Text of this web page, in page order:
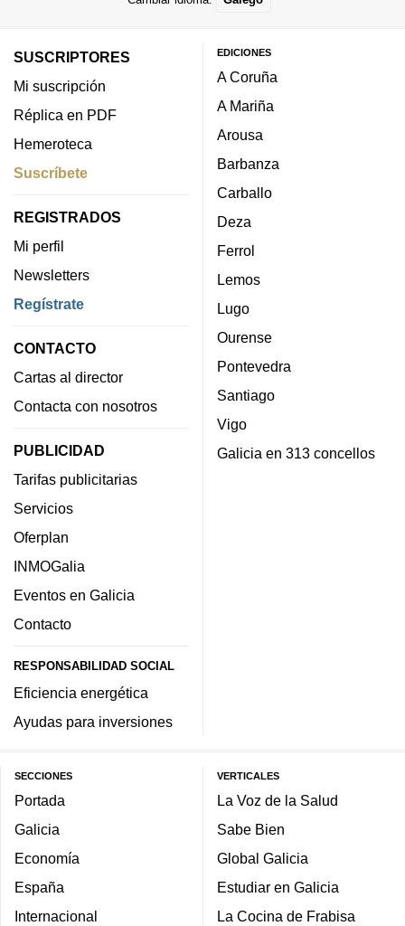
SUSCRIPTORES
Mi suscripción
Réplica en PDF
Hemeroteca
Suscríbete
REGISTRADOS
Mi perfil
Newsletters
Regístrate
CONTACTO
Cartas al director
Contacta con nosotros
PUBLICIDAD
Tarifas publicitarias
Servicios
Oferplan
INMOGalia
Eventos en Galicia
Contacto
RESPONSABILIDAD SOCIAL
Eficiencia energética
Ayudas para inversiones
EDICIONES
A Coruña
A Mariña
Arousa
Barbanza
Carballo
Deza
Ferrol
Lemos
Lugo
Ourense
Pontevedra
Santiago
Vigo
Galicia en 313 concellos
SECCIONES
Portada
Galicia
Economía
España
Internacional
VERTICALES
La Voz de la Salud
Sabe Bien
Global Galicia
Estudiar en Galicia
La Cocina de Frabisa